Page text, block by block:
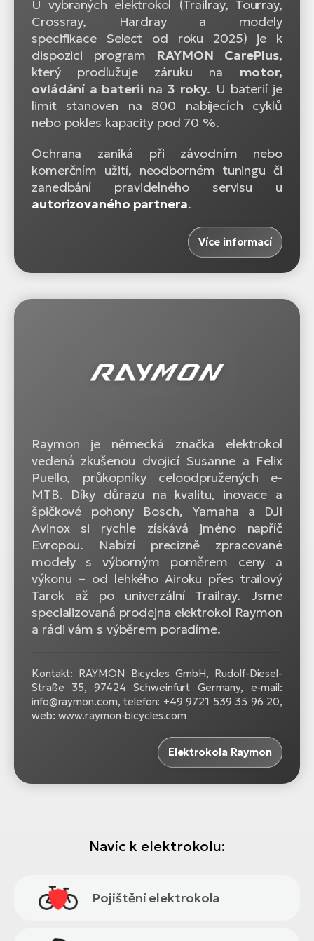
U vybraných elektrokol (Trailray, Tourray,
Crossray, Hardray a modely
specifikace Select od roku 2025) je k
dispozici program RAYMON CarePlus,
který prodlužuje záruku na motor,
ovládání a baterii na 3 roky. U baterií je
limit stanoven na 800 nabíjecích cyklů
nebo pokles kapacity pod 70 %.
Ochrana zaniká při závodním nebo
komerčním užití, neodborném tuningu či
zanedbání pravidelného servisu u
autorizovaného partnera.
Více informací
Raymon je německá značka elektrokol
vedená zkušenou dvojicí Susanne a Felix
Puello, průkopníky celoodpružených e-
MTB. Díky důrazu na kvalitu, inovace a
špičkové pohony Bosch, Yamaha a DJI
Avinox si rychle získává jméno napříč
Evropou. Nabízí precizně zpracované
modely s výborným poměrem ceny a
výkonu – od lehkého Airoku přes trailový
Tarok až po univerzální Trailray. Jsme
specializovaná prodejna elektrokol Raymon
a rádi vám s výběrem poradíme.
Kontakt: RAYMON Bicycles GmbH, Rudolf-Diesel-
Straße 35, 97424 Schweinfurt Germany, e-mail:
info@raymon.com, telefon: +49 9721 539 35 96 20,
web: www.raymon-bicycles.com
Elektrokola Raymon
Navíc k elektrokolu:
Pojištění elektrokola